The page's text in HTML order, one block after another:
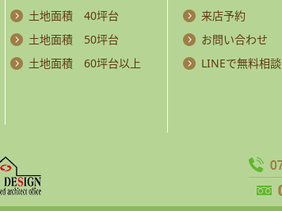
土地面積 40坪台
土地面積 50坪台
土地面積 60坪台以上
来店予約
お問い合わせ
LINEで無料相談